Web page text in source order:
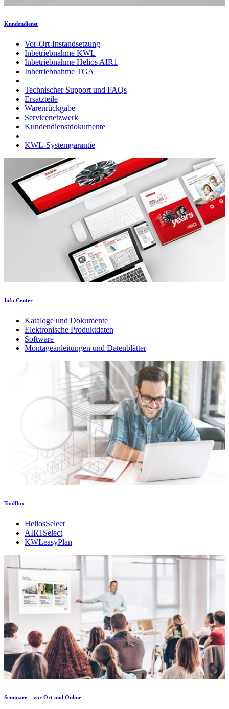
Kundendienst
Vor-Ort-Instandsetzung
Inbetriebnahme KWL
Inbetriebnahme Helios AIR1
Inbetriebnahme TGA
Technischer Support und FAQs
Ersatzteile
Warenrückgabe
Servicenetzwerk
Kundendienstdokumente
KWL-Systemgarantie
Info Center
Kataloge und Dokumente
Elektronische Produktdaten
Software
Montageanleitungen und Datenblätter
ToolBox
HeliosSelect
AIR1Select
KWLeasyPlan
Seminare – vor Ort und Online